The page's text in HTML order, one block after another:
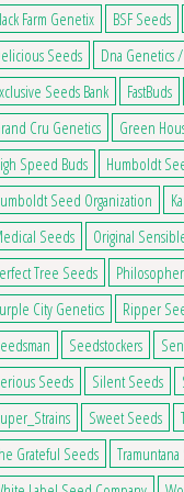
Farm Genetix
BSF Seeds
Seeds
Dna Genetics
Seeds Bank
FastBuds
Cru Genetics
Green
Speed Buds
Humboldt
Seed Organization
Seeds
Original
Tree Seeds
City Genetics
Ripper
Seedstockers
Seeds
Silent Seeds
Sweet Seeds
Grateful Seeds